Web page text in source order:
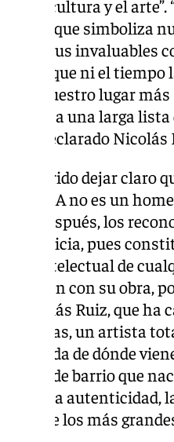
la cultura y el
que simboliza
y tus invaluables
que ni el
nuestro lugar
junto a una larga
ha declarado Nicolás
querido dejar claro
la UJA no es un
venir después, los
de justicia, pues
e intelectual de
también con su obra,
Nicolás Ruiz, que
un artista
olvida de dónde
el chico de barrio que
la autenticidad,
de los más